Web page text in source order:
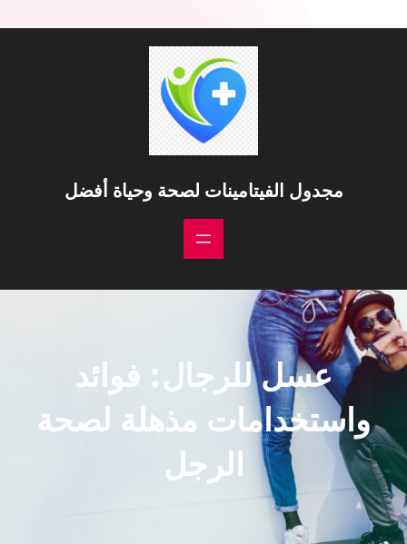
مجدول الفيتامينات لصحة وحياة أفضل
عسل للرجال: فوائد
واستخدامات مذهلة لصحة
الرجل